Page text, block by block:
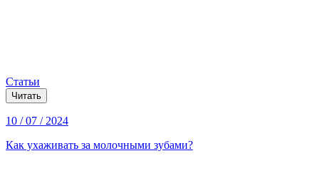
Статьи
Читать
10 / 07 / 2024
Как ухаживать за молочными зубами?